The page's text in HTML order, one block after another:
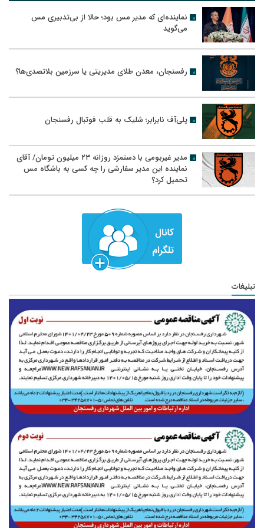
نماینده‌ای که مدیر مس بود؛ حالا از بی‌تدبیری مس
می‌گوید
رفسنجان، معدن طلای مدیریتی یا سرزمین بلاتصدی‌ها؟
پلی‌آف نابرابر؛ شلیک به قلب فوتبال رفسنجان
مدیر غیربومی با دستمزد روزانه ۲۳ میلیون تومان/ آقای
نماینده این مدیر سفارشی را چه کسی به باشگاه مس
تحمیل کرد؟
تبلیغات